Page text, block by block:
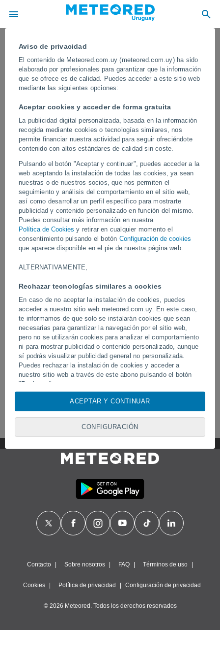
Aviso de privacidad
El contenido de Meteored.com.uy (meteored.com.uy) ha sido
elaborado por profesionales para garantizar que la información
que se ofrece es de calidad. Puedes acceder a este sitio web
mediante las siguientes opciones:
Aceptar cookies y acceder de forma gratuita
La publicidad digital personalizada, basada en la información
recogida mediante cookies o tecnologías similares, nos
permite financiar nuestra actividad para seguir ofreciéndote
contenido con altos estándares de calidad sin coste.
Pulsando el botón "Aceptar y continuar", puedes acceder a la
web aceptando la instalación de todas las cookies, ya sean
nuestras o de nuestros socios, que nos permiten el
seguimiento y análisis del comportamiento en el sitio web,
así como desarrollar un perfil específico para mostrarte
publicidad y contenido personalizado en función del mismo.
Puedes consultar más información en nuestra
Política de Cookies y retirar en cualquier momento el
consentimiento pulsando el botón Configuración de cookies
que aparece disponible en el pie de nuestra página web.
ALTERNATIVAMENTE,
Rechazar tecnologías similares a cookies
En caso de no aceptar la instalación de cookies, puedes
acceder a nuestro sitio web meteored.com.uy. En este caso,
te informamos de que solo se instalarán cookies que sean
necesarias para garantizar la navegación por el sitio web,
pero no se utilizarán cookies para analizar el comportamiento
ni para mostrar publicidad o contenido personalizado, aunque
sí podrás visualizar publicidad general no personalizada.
Puedes rechazar la instalación de cookies y acceder a
nuestro sitio web a través de este abono pulsando el botón
"Rechazar".
Con su consentimiento, nosotros ynuestros socios
almacenar, acceder y procesar datos personales como su
visita en este sitio web, las direcciones IP y los
identificadores de cookies. Es posible que algunos
interés legítimo, algo a lo que puedes oponerte. Para ello,
puede retirar su consentimiento u oponerse al tratamiento de
Política de Cookiesen este sitio web.
tratamiento de datos:
Almacenar la información en un dispositivo y/o acceder a
ella, uso de datos limitados para seleccionar anuncios
perfil para personalizar el contenido, uso de perfiles para la
de la publicidad, medir el rendimiento del contenido,
comprender al público a través de estadísticas o a través de
desarrollo y mejora de los servicios, uso de datos limitados
ACEPTAR Y CONTINUAR
CONFIGURACIÓN
Un elefante ataca a varios turistas en
el delta del Okavango, Botswana.
El animal defendió su territorio cuando las embarcaciones
navegaban por la zona. Los turistas consiguieron huir.
Vídeos
Ayer
Un enorme diablo de polvo fue
avistado en Zapponeta, Italia
Tornados y lluvias
Pelotas, Brasil.
Contacto Sobre nosotros FAQ Términos de uso
Cookies Política de privacidad Configuración de privacidad
© 2026 Meteored. Todos los derechos reservados